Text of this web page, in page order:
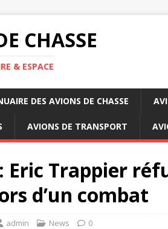
CHASSE
& ESPACE
DES AVIONS DE CHASSE
AVIONS DE TRANSPORT
Eric Trappier
d’un combat
admin News 0